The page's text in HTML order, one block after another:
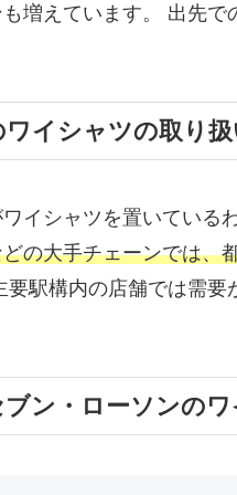
増えています。 出先
イシャツの取り
イシャツを置いている
の大手チェーンでは、
要駅構内の店舗では需
ン・ローソンの